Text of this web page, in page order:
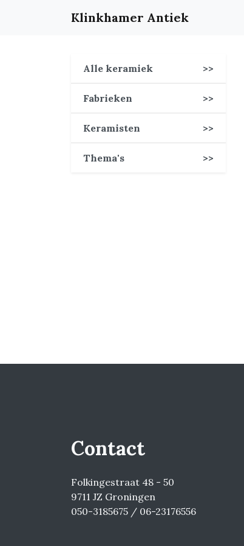
Klinkhamer Antiek
Alle keramiek >>
Fabrieken >>
Keramisten >>
Thema's >>
Contact
Folkingestraat 48 - 50
9711 JZ Groningen
050-3185675 / 06-23176556